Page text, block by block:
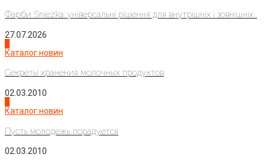
Фарби Sniezka: універсальні рішення для внутрішніх і зовнішніх...
27.07.2026
Каталог новин
Секреты хранения молочных продуктов
02.03.2010
Каталог новин
Пусть молодежь порадуется
02.03.2010